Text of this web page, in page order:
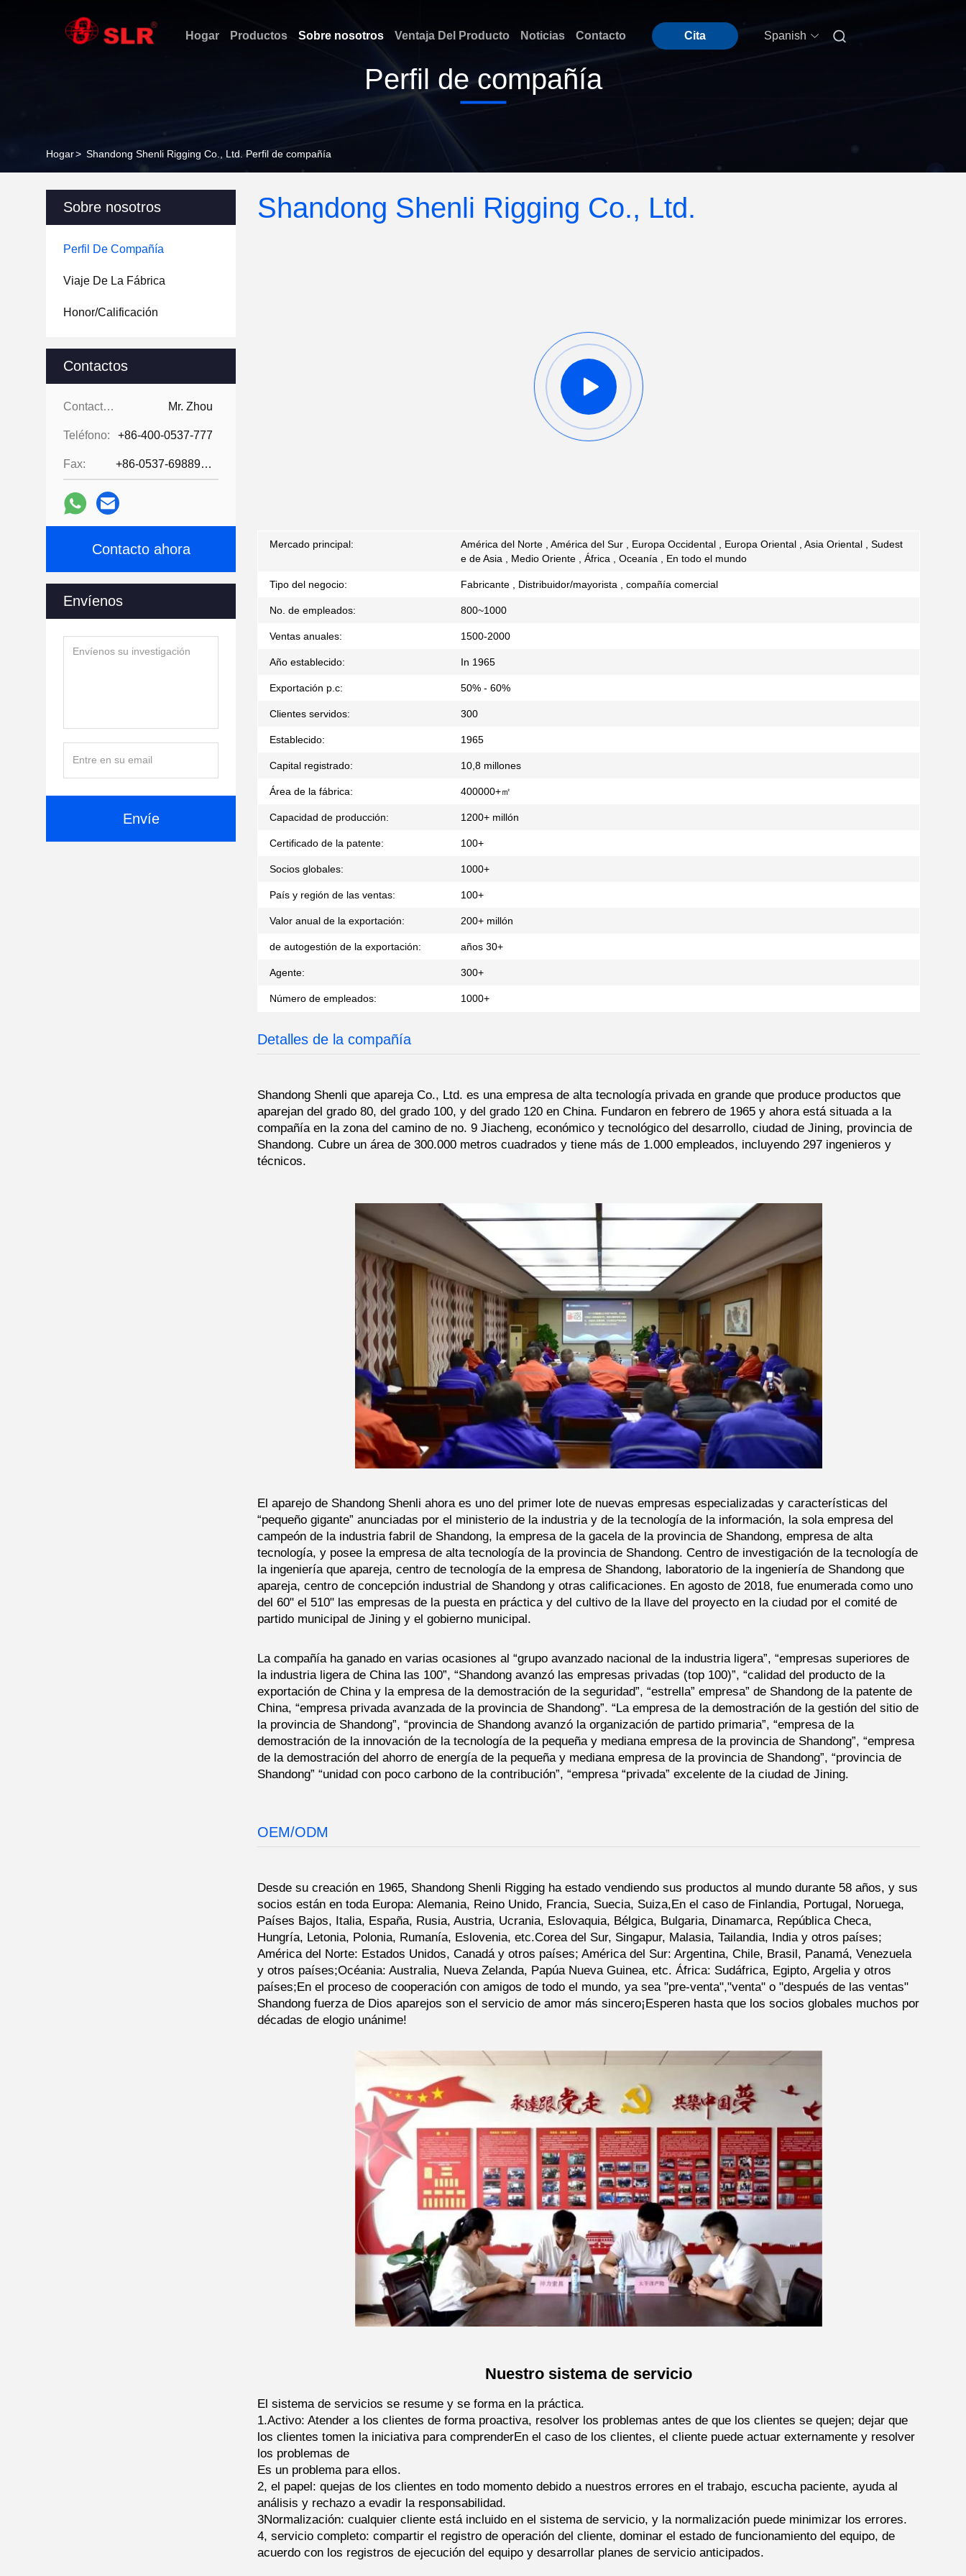
Hogar Productos Sobre nosotros Ventaja Del Producto Noticias Contacto Cita Spanish 
Perfil de compañía
Hogar> Shandong Shenli Rigging Co., Ltd. Perfil de compañía
Sobre nosotros
Perfil De Compañía
Viaje De La Fábrica
Honor/calificación
Contactos
Contactos: Mr. Zhou
Teléfono: +86-400-0537-777
Fax: +86-0537-6988978
Contacto ahora
Envíenos
Envíe
Shandong Shenli Rigging Co., Ltd.
Mercado principal:
América del Norte , América del Sur , Europa Occidental , Europa Oriental , Asia Oriental , Sudest
e de Asia , Medio Oriente , África , Oceanía , En todo el mundo
Tipo del negocio: Fabricante , Distribuidor/mayorista , compañía comercial
No. de empleados: 800~1000
Ventas anuales: 1500-2000
Año establecido: In 1965
Exportación p.c: 50% - 60%
Clientes servidos: 300
Establecido: 1965
Capital registrado: 10,8 millones
Área de la fábrica: 400000+㎡
Capacidad de producción: 1200+ millón
Certificado de la patente: 100+
Socios globales: 1000+
País y región de las ventas: 100+
Valor anual de la exportación: 200+ millón
de autogestión de la exportación: años 30+
Agente: 300+
Número de empleados: 1000+
Detalles de la compañía
Shandong Shenli que apareja Co., Ltd. es una empresa de alta tecnología privada en grande que produce productos que
aparejan del grado 80, del grado 100, y del grado 120 en China. Fundaron en febrero de 1965 y ahora está situada a la
compañía en la zona del camino de no. 9 Jiacheng, económico y tecnológico del desarrollo, ciudad de Jining, provincia de
Shandong. Cubre un área de 300.000 metros cuadrados y tiene más de 1.000 empleados, incluyendo 297 ingenieros y
técnicos.
El aparejo de Shandong Shenli ahora es uno del primer lote de nuevas empresas especializadas y características del
“pequeño gigante” anunciadas por el ministerio de la industria y de la tecnología de la información, la sola empresa del
campeón de la industria fabril de Shandong, la empresa de la gacela de la provincia de Shandong, empresa de alta
tecnología, y posee la empresa de alta tecnología de la provincia de Shandong. Centro de investigación de la tecnología de
la ingeniería que apareja, centro de tecnología de la empresa de Shandong, laboratorio de la ingeniería de Shandong que
apareja, centro de concepción industrial de Shandong y otras calificaciones. En agosto de 2018, fue enumerada como uno
del 60" el 510" las empresas de la puesta en práctica y del cultivo de la llave del proyecto en la ciudad por el comité de
partido municipal de Jining y el gobierno municipal.
La compañía ha ganado en varias ocasiones al “grupo avanzado nacional de la industria ligera”, “empresas superiores de
la industria ligera de China las 100”, “Shandong avanzó las empresas privadas (top 100)”, “calidad del producto de la
exportación de China y la empresa de la demostración de la seguridad”, “estrella” empresa” de Shandong de la patente de
China, “empresa privada avanzada de la provincia de Shandong”. “La empresa de la demostración de la gestión del sitio de
la provincia de Shandong”, “provincia de Shandong avanzó la organización de partido primaria”, “empresa de la
demostración de la innovación de la tecnología de la pequeña y mediana empresa de la provincia de Shandong”, “empresa
de la demostración del ahorro de energía de la pequeña y mediana empresa de la provincia de Shandong”, “provincia de
Shandong” “unidad con poco carbono de la contribución”, “empresa “privada” excelente de la ciudad de Jining.
OEM/ODM
Desde su creación en 1965, Shandong Shenli Rigging ha estado vendiendo sus productos al mundo durante 58 años, y sus
socios están en toda Europa: Alemania, Reino Unido, Francia, Suecia, Suiza,En el caso de Finlandia, Portugal, Noruega,
Países Bajos, Italia, España, Rusia, Austria, Ucrania, Eslovaquia, Bélgica, Bulgaria, Dinamarca, República Checa,
Hungría, Letonia, Polonia, Rumanía, Eslovenia, etc.Corea del Sur, Singapur, Malasia, Tailandia, India y otros países;
América del Norte: Estados Unidos, Canadá y otros países; América del Sur: Argentina, Chile, Brasil, Panamá, Venezuela
y otros países;Océania: Australia, Nueva Zelanda, Papúa Nueva Guinea, etc. África: Sudáfrica, Egipto, Argelia y otros
países;En el proceso de cooperación con amigos de todo el mundo, ya sea "pre-venta","venta" o "después de las ventas"
Shandong fuerza de Dios aparejos son el servicio de amor más sincero¡Esperen hasta que los socios globales muchos por
décadas de elogio unánime!
Nuestro sistema de servicio
El sistema de servicios se resume y se forma en la práctica.
1.Activo: Atender a los clientes de forma proactiva, resolver los problemas antes de que los clientes se quejen; dejar que
los clientes tomen la iniciativa para comprenderEn el caso de los clientes, el cliente puede actuar externamente y resolver
los problemas de
Es un problema para ellos.
2, el papel: quejas de los clientes en todo momento debido a nuestros errores en el trabajo, escucha paciente, ayuda al
análisis y rechazo a evadir la responsabilidad.
3Normalización: cualquier cliente está incluido en el sistema de servicio, y la normalización puede minimizar los errores.
4, servicio completo: compartir el registro de operación del cliente, dominar el estado de funcionamiento del equipo, de
acuerdo con los registros de ejecución del equipo y desarrollar planes de servicio anticipados.